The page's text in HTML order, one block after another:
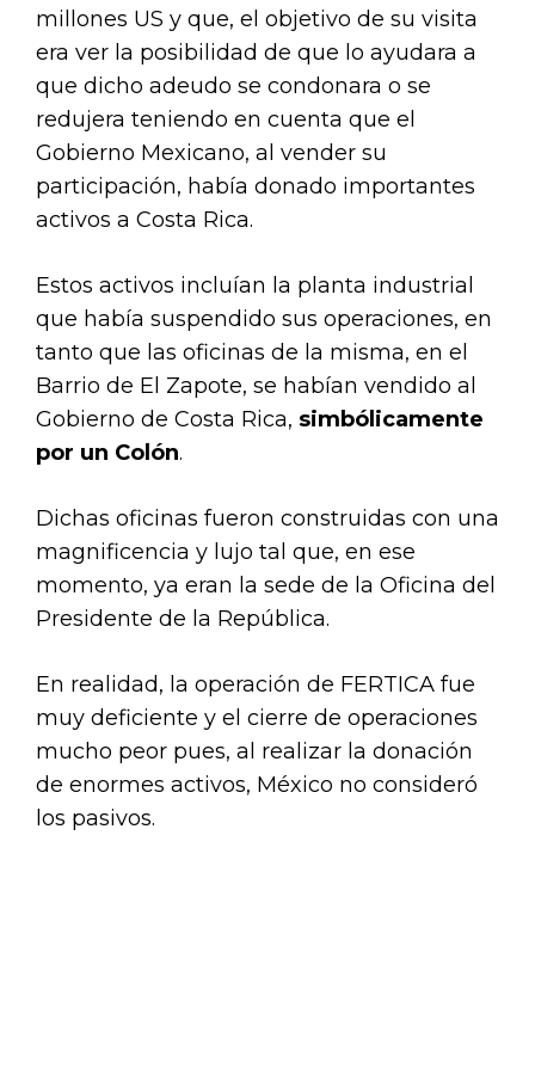
millones US y que, el objetivo de su visita
era ver la posibilidad de que lo ayudara a
que dicho adeudo se condonara o se
redujera teniendo en cuenta que el
Gobierno Mexicano, al vender su
participación, había donado importantes
activos a Costa Rica.
Estos activos incluían la planta industrial
que había suspendido sus operaciones, en
tanto que las oficinas de la misma, en el
Barrio de El Zapote, se habían vendido al
Gobierno de Costa Rica, simbólicamente
por un Colón.
Dichas oficinas fueron construidas con una
magnificencia y lujo tal que, en ese
momento, ya eran la sede de la Oficina del
Presidente de la República.
En realidad, la operación de FERTICA fue
muy deficiente y el cierre de operaciones
mucho peor pues, al realizar la donación
de enormes activos, México no consideró
los pasivos.